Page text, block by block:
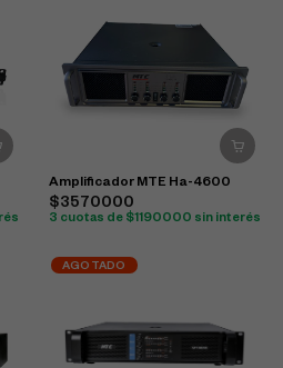
Amplificador MTE Ha-4600
$3570000
3 cuotas de $1190000 sin interés
AGOTADO